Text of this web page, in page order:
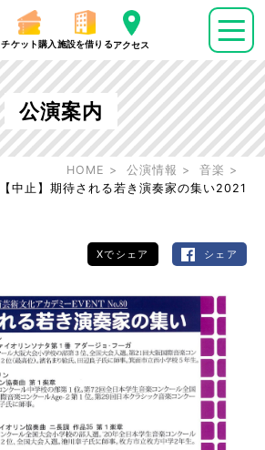
チケット購入 施設を借りるアクセス
公演案内
HOME 公演情報
音楽
【中止】期待される若き演奏家の集い2021
Xでシェア シェア